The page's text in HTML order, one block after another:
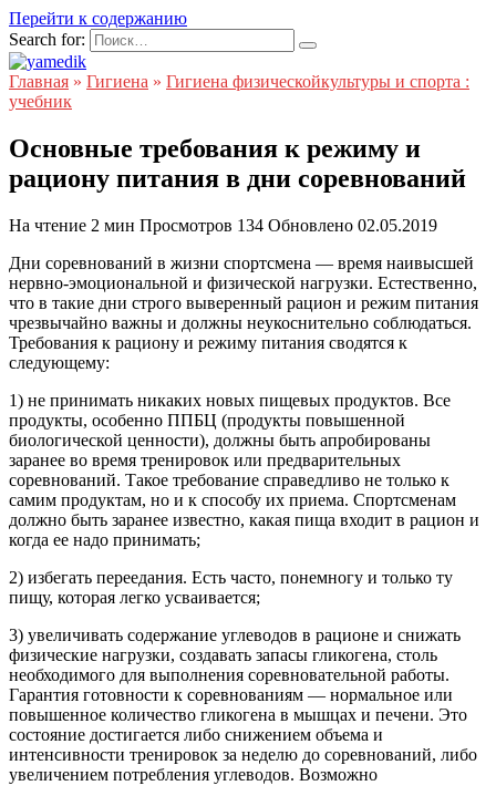
Перейти к содержанию
Search for:
Главная » Гигиена » Гигиена физическойкультуры и спорта :
учебник
Основные требования к режиму и
рациону питания в дни соревнований
На чтение 2 мин Просмотров 134 Обновлено 02.05.2019
Дни соревнований в жизни спортсмена — время наивысшей
нервно-эмоциональной и физической нагрузки. Естественно,
что в такие дни строго выверенный рацион и режим питания
чрезвычайно важны и должны неукоснительно соблюдаться.
Требования к рациону и режиму питания сводятся к
следующему:
1) не принимать никаких новых пищевых продуктов. Все
продукты, особенно ППБЦ (продукты повышенной
биологической ценности), должны быть апробированы
заранее во время тренировок или предварительных
соревнований. Такое требование справедливо не только к
самим продуктам, но и к способу их приема. Спортсменам
должно быть заранее известно, какая пища входит в рацион и
когда ее надо принимать;
2) избегать переедания. Есть часто, понемногу и только ту
пищу, которая легко усваивается;
3) увеличивать содержание углеводов в рационе и снижать
физические нагрузки, создавать запасы гликогена, столь
необходимого для выполнения соревновательной работы.
Гарантия готовности к соревнованиям — нормальное или
повышенное количество гликогена в мышцах и печени. Это
состояние достигается либо снижением объема и
интенсивности тренировок за неделю до соревнований, либо
увеличением потребления углеводов. Возможно